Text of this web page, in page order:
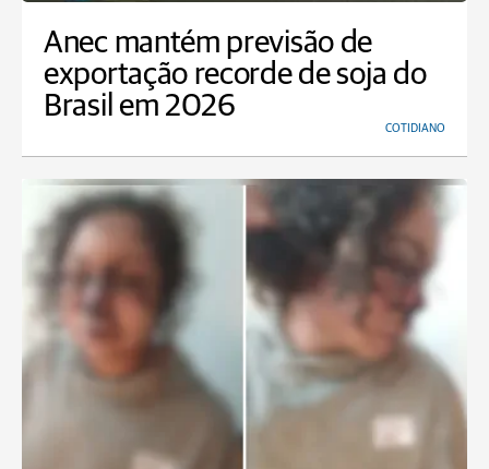
Anec mantém previsão de
exportação recorde de soja do
Brasil em 2026
COTIDIANO